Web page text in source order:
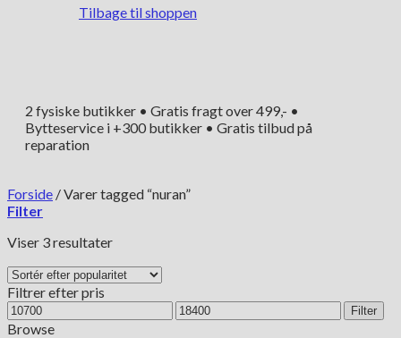
Tilbage til shoppen
2 fysiske butikker • Gratis fragt over 499,- •
Bytteservice i +300 butikker • Gratis tilbud på
reparation
Forside /Varer tagged “nuran”
Filter
Viser 3 resultaterSorteret
popularitet
Filtrer efter pris
Mindste
pris
Højeste
pris
Filter
Browse